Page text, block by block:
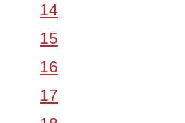
14
15
16
17